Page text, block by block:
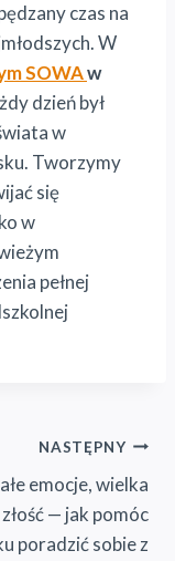
czas na
W
SOWAw
dzień był
w
Tworzymy
się
w
pełnej
NASTĘPNY
emocje, wielka
złość — jak pomóc
poradzić sobie z